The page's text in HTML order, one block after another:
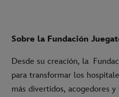
Sobre la Fundación
Desde su creación, la
para transformar los
más divertidos, acogedores y